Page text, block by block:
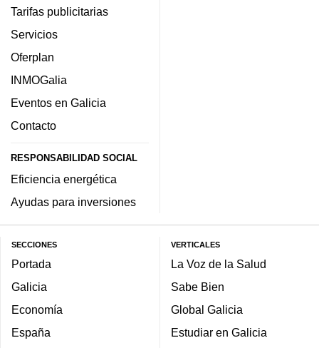
Tarifas publicitarias
Servicios
Oferplan
INMOGalia
Eventos en Galicia
Contacto
RESPONSABILIDAD SOCIAL
Eficiencia energética
Ayudas para inversiones
SECCIONES
Portada
Galicia
Economía
España
VERTICALES
La Voz de la Salud
Sabe Bien
Global Galicia
Estudiar en Galicia